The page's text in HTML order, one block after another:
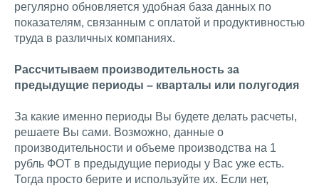
регулярно обновляется удобная база данных по
показателям, связанным с оплатой и продуктивностью
труда в различных компаниях.
Рассчитываем производительность за
предыдущие периоды – кварталы или полугодия
За какие именно периоды Вы будете делать расчеты,
решаете Вы сами. Возможно, данные о
производительности и объеме производства на 1
рубль ФОТ в предыдущие периоды у Вас уже есть.
Тогда просто берите и используйте их. Если нет,